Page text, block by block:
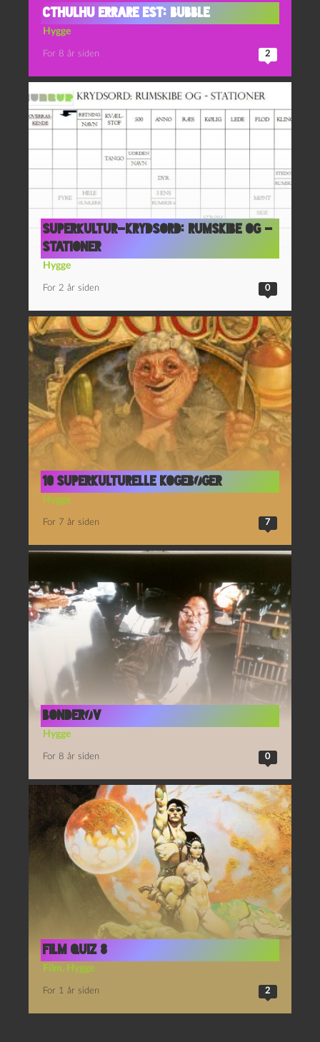
Cthulhu errare est: Bubble
Hygge
For 8 år siden 2
SUPERKULTUR-krydsord: rumskibe og -
stationer
Hygge
For 2 år siden 0
10 superkulturelle kogebøger
Hygge
For 7 år siden 7
Bonderøv
Hygge
For 8 år siden 0
Film quiz 8
Film, Hygge
For 1 år siden 2